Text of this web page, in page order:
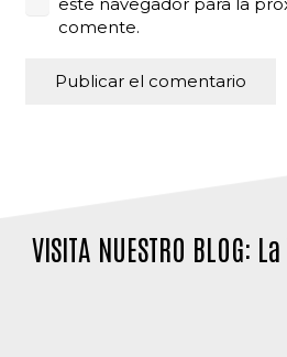
comente.
Publicar el comentario
VISITA NUESTRO BLOG: